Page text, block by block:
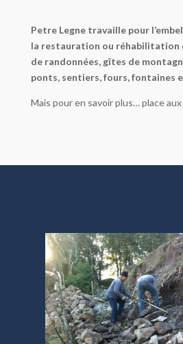
Petre Legne travaille pour
la restauration ou réhabilitation
de randonnées, gîtes de
ponts, sentiers, fours, fontaines
Mais pour en savoir plus… place